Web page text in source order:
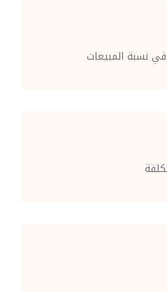
نسبة المبيعات